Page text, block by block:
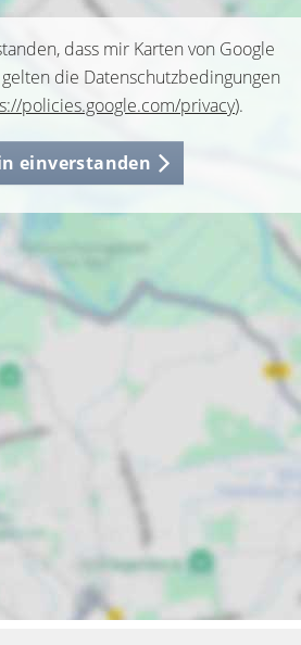
dass mir Karten von Google
die Datenschutzbedingungen
policies.google.com/privacy).
einverstanden